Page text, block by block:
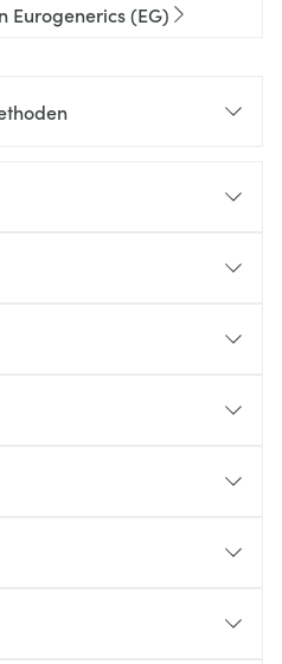
Eurogenerics (EG)